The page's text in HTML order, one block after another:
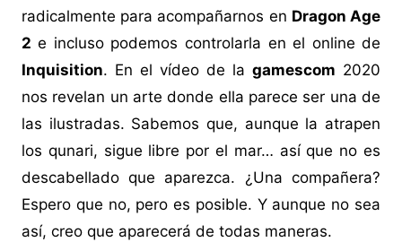
radicalmente para acompañarnos en Dragon Age
2 e incluso podemos controlarla en el online de
Inquisition. En el vídeo de lagamescom 2020
nos revelan un arte donde ella parece ser una de
las ilustradas. Sabemos que, aunque la atrapen
los qunari, sigue libre por el mar… así que no es
descabellado que aparezca. ¿Una compañera?
Espero que no, pero es posible. Y aunque no sea
así, creo que aparecerá de todas maneras.